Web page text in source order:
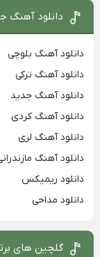
دانلود آهنگ
دانلود آهنگ بلوچی
دانلود آهنگ ترکی
دانلود آهنگ جدید
دانلود آهنگ کردی
دانلود آهنگ لری
دانلود آهنگ
دانلود ریمیکس
دانلود مداحی
گلچین های